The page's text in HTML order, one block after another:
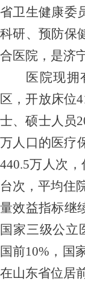
省卫生健康委
科研、预防保
合医院，是济
医院现
区，开放床位
士、硕士人员
万人口的医疗
440.5万人次
台次，平均住
量效益指标继
国家三级公立
国前10%，国
在山东省位居